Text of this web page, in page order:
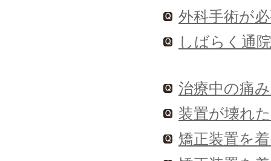
外科手術が
しばらく通
治療中の痛
装置が壊れ
矯正装置を